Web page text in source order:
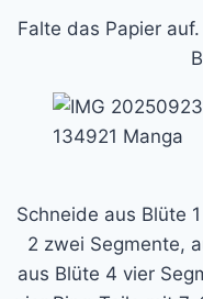
Falte das Papier
Schneide aus Blüte
2 zwei Segmente,
aus Blüte 4 vier